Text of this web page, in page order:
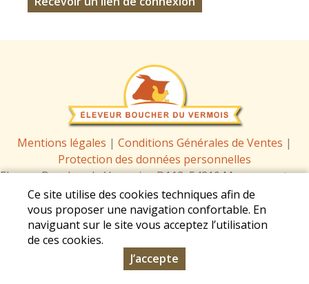
Mentions légales | Conditions Générales de Ventes |
Protection des données personnelles
Eleveur Boucher du Vermois - D112, 54210 Manoncourt-en-
Vermois - Tél. : 06 58 62 75 86 -contact@eleveur-boucher-
du-vermois.fr
© Copyright 2026 - Eleveur Boucher du Vermois - Tous
droits réservés - Conception :
Ce site utilise des cookies techniques afin de
vous proposer une navigation confortable. En
naviguant sur le site vous acceptez l’utilisation
de ces cookies.
J’accepte